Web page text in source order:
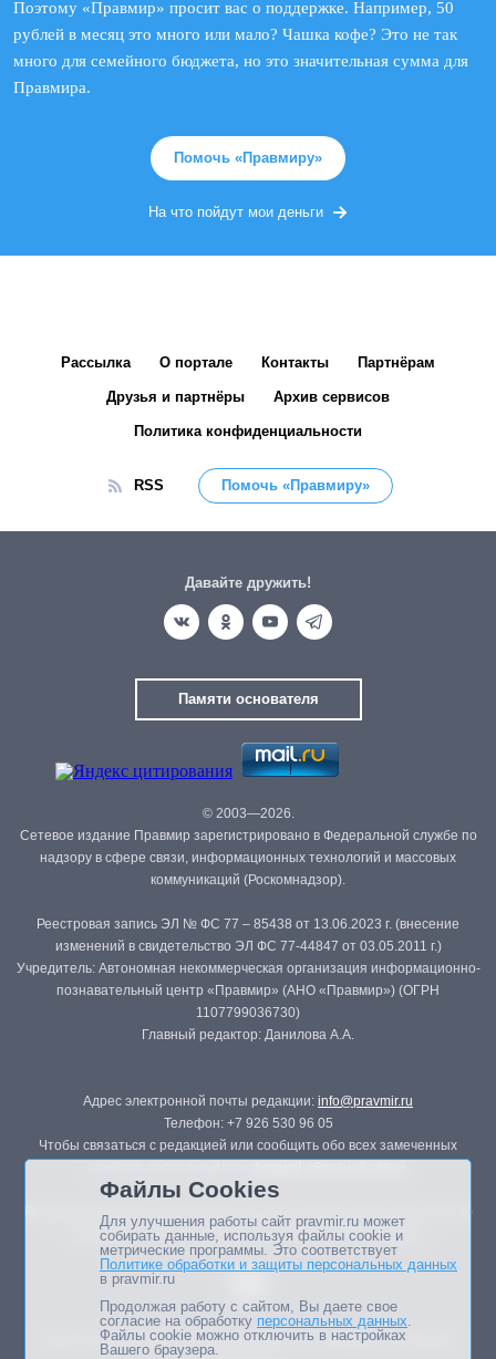
Поэтому «Правмир» просит вас о поддержке. Например, 50
рублей в месяц это много или мало? Чашка кофе? Это не так
много для семейного бюджета, но это значительная сумма для
Правмира.
Помочь «Правмиру»
На что пойдут мои деньги
Рассылка О портале Контакты Партнёрам
Друзья и партнёры Архив сервисов
Политика конфиденциальности
RSS Помочь «Правмиру»
Давайте дружить!
Памяти основателя
© 2003—2026.
Сетевое издание Правмир зарегистрировано в Федеральной службе по
надзору в сфере связи, информационных технологий и массовых
коммуникаций (Роскомнадзор).
Реестровая запись ЭЛ № ФС 77 – 85438 от 13.06.2023 г. (внесение
изменений в свидетельство ЭЛ ФС 77-44847 от 03.05.2011 г.)
Учредитель: Автономная некоммерческая организация информационно-
познавательный центр «Правмир» (АНО «Правмир») (ОГРН
1107799036730)
Главный редактор: Данилова А.А.
Адрес электронной почты редакции: info@pravmir.ru
Телефон: +7 926 530 96 05
Чтобы связаться с редакцией или сообщить обо всех замеченных
Републикация материалов сайта в печатных изданиях (книгах, прессе)
возможна только с письменного разрешения редакции.
Мнение авторов статей портала может не совпадать с позицией
Файлы Cookies
Для улучшения работы сайт pravmir.ru может
собирать данные, используя файлы cookie и
метрические программы. Это соответствует
Политике обработки и защиты персональных данных
в pravmir.ru
Продолжая работу с сайтом, Вы даете свое
согласие на обработку персональных данных.
Файлы cookie можно отключить в настройках
Вашего браузера.